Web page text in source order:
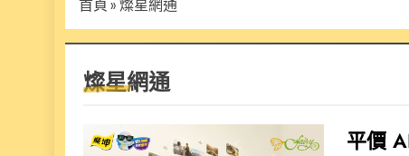
首頁 » 燦星網通
燦星網通
平價